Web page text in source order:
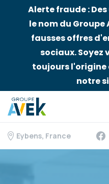
Alerte fraude :
le nom du Groupe
fausses offres
sociaux.
toujours l'origine
notre
Eybens, France